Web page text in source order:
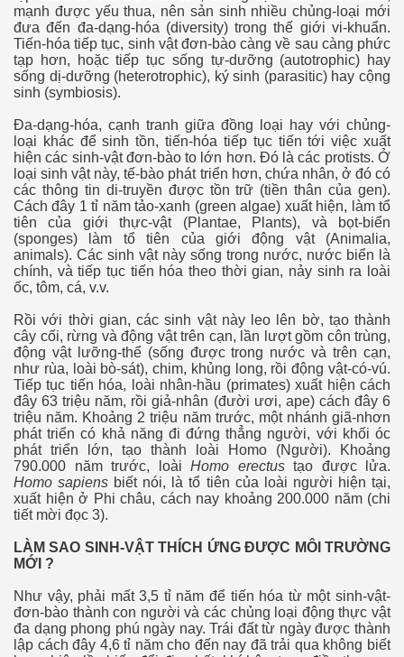
mạnh được yếu thua, nên sản sinh nhiều chủng-loại mới
đưa đến đa-dạng-hóa (diversity) trong thế giới vi-khuẩn.
Tiến-hóa tiếp tục, sinh vật đơn-bào càng về sau càng phức
tạp hơn, hoặc tiếp tục sống tự-dưỡng (autotrophic) hay
sống dị-dưỡng (heterotrophic), ký sinh (parasitic) hay cộng
sinh (symbiosis).
Đa-dạng-hóa, cạnh tranh giữa đồng loại hay với chủng-
loại khác để sinh tồn, tiến-hóa tiếp tục tiến tới việc xuất
hiện các sinh-vật đơn-bào to lớn hơn. Đó là các protists. Ở
loại sinh vật này, tế-bào phát triển hơn, chứa nhân, ở đó có
các thông tin di-truyền được tồn trữ (tiền thân của gen).
Cách đây 1 tỉ năm tảo-xanh (green algae) xuất hiện, làm tổ
tiên của giới thực-vật (Plantae, Plants), và bọt-biển
(sponges) làm tổ tiên của giới động vật (Animalia,
animals). Các sinh vật này sống trong nước, nước biển là
chính, và tiếp tục tiến hóa theo thời gian, nảy sinh ra loài
ốc, tôm, cá, v.v.
Rồi với thời gian, các sinh vật này leo lên bờ, tạo thành
cây cối, rừng và động vật trên cạn, lần lượt gồm côn trùng,
động vật lưỡng-thể (sống được trong nước và trên cạn,
như rùa, loài bò-sát), chim, khủng long, rồi động vật-có-vú.
Tiếp tục tiến hóa, loài nhân-hầu (primates) xuất hiện cách
đây 63 triệu năm, rồi giả-nhân (đười ươi, ape) cách đây 6
triệu năm. Khoảng 2 triệu năm trước, một nhánh giã-nhơn
phát triển có khả năng đi đứng thẳng người, với khối óc
phát triển lớn, tạo thành loài Homo (Người). Khoảng
790.000 năm trước, loài Homo erectustạo được lửa.
Homo sapiens biết nói, là tổ tiên của loài người hiện tại,
xuất hiện ở Phi châu, cách nay khoảng 200.000 năm (chi
tiết mời đọc 3).
LÀM SAO SINH-VẬT THÍCH ỨNG ĐƯỢC MÔI TRƯỜNG
MỚI ?
Như vậy, phải mất 3,5 tỉ năm để tiến hóa từ một sinh-vật-
đơn-bào thành con người và các chủng loại động thực vật
đa dạng phong phú ngày nay. Trái đất từ ngày được thành
lập cách đây 4,6 tỉ năm cho đến nay đã trải qua không biết